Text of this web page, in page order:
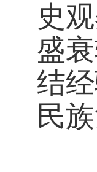
史
盛
结
民
（